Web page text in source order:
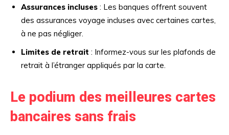
Assurances incluses : Les banques offrent souvent
des assurances voyage incluses avec certaines cartes,
à ne pas négliger.
Limites de retrait : Informez-vous sur les plafonds de
retrait à l’étranger appliqués par la carte.
Le podium des meilleures cartes
bancaires sans frais